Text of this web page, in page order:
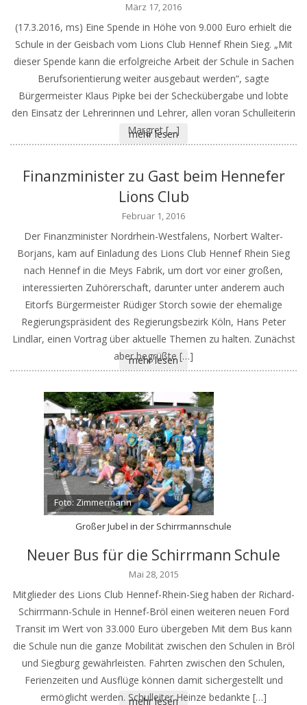
März 17, 2016
(17.3.2016, ms) Eine Spende in Höhe von 9.000 Euro erhielt die
Schule in der Geisbach vom Lions Club Hennef Rhein Sieg. „Mit
dieser Spende kann die erfolgreiche Arbeit der Schule in Sachen
Berufsorientierung weiter ausgebaut werden“, sagte
Bürgermeister Klaus Pipke bei der Scheckübergabe und lobte
den Einsatz der Lehrerinnen und Lehrer, allen voran Schulleiterin
Margret […]
mehr lesen
Finanzminister zu Gast beim Hennefer
Lions Club
Februar 1, 2016
Der Finanzminister Nordrhein-Westfalens, Norbert Walter-
Borjans, kam auf Einladung des Lions Club Hennef Rhein Sieg
nach Hennef in die Meys Fabrik, um dort vor einer großen,
interessierten Zuhörerschaft, darunter unter anderem auch
Eitorfs Bürgermeister Rüdiger Storch sowie der ehemalige
Regierungspräsident des Regierungsbezirk Köln, Hans Peter
Lindlar, einen Vortrag über aktuelle Themen zu halten. Zunächst
aber begrüßte […]
mehr lesen
Foto: Zimmermann
Großer Jubel in der Schirrmannschule
Neuer Bus für die Schirrmann Schule
Mai 28, 2015
Mitglieder des Lions Club Hennef-Rhein-Sieg haben der Richard-
Schirrmann-Schule in Hennef-Bröl einen weiteren neuen Ford
Transit im Wert von 33.000 Euro übergeben Mit dem Bus kann
die Schule nun die ganze Mobilität zwischen den Schulen in Bröl
und Siegburg gewährleisten. Fahrten zwischen den Schulen,
Ferienzeiten und Ausflüge können damit sichergestellt und
ermöglicht werden. Schulleiter Heinze bedankte […]
mehr lesen